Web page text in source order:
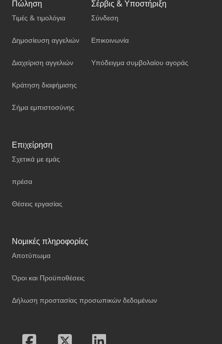
Πώληση
Τιμές & τιμολόγια
Δημοσίευση αγγελιών
Διαχείριση αγγελιών
Κράτηση διαφήμισης
Σήμα εμπιστοσύνης
Σέρβις & Υποστήριξη
Σύνδεση
Επικοινωνία
Υπόδειγμα συμβολαίου αγοράς
Επιχείρηση
Σχετικά με εμάς
πρέσα
Θέσεις εργασίας
Νομικές πληροφορίες
Αποτύπωμα
Όροι και Προϋποθέσεις
Δήλωση προστασίας προσωπικών δεδομένων